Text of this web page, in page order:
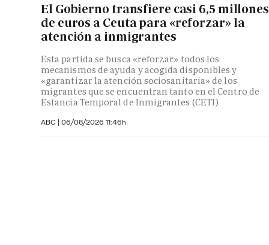
El Gobierno transfiere casi 6,5 millones
de euros a Ceuta para «reforzar» la
atención a inmigrantes
Esta partida se busca «reforzar» todos los
mecanismos de ayuda y acogida disponibles y
«garantizar la atención sociosanitaria» de los
migrantes que se encuentran tanto en el Centro de
Estancia Temporal de Inmigrantes (CETI)
ABC | 06/08/2026 11:46h.